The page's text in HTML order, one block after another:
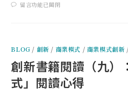
留言功能已關閉
BLOG / 創新 / 商業模式 / 商業模式創新
創新書籍閱讀（九）
式」閱讀心得